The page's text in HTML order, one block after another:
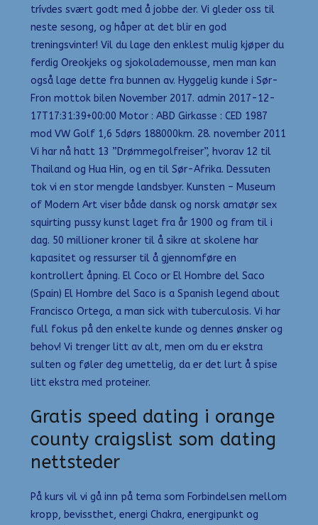
trívdes svært godt med å jobbe der. Vi gleder oss til
neste sesong, og håper at det blir en god
treningsvinter! Vil du lage den enklest mulig kjøper du
ferdig Oreokjeks og sjokolademousse, men man kan
også lage dette fra bunnen av. Hyggelig kunde i Sør-
Fron mottok bilen November 2017. admin 2017-12-
17T17:31:39+00:00 Motor : ABD Girkasse : CED 1987
mod VW Golf 1,6 5dørs 188000km. 28. november 2011
Vi har nå hatt 13 ”Drømmegolfreiser”, hvorav 12 til
Thailand og Hua Hin, og en til Sør-Afrika. Dessuten
tok vi en stor mengde landsbyer. Kunsten – Museum
of Modern Art viser både dansk og norsk amatør sex
squirting pussy kunst laget fra år 1900 og fram til i
dag. 50 millioner kroner til å sikre at skolene har
kapasitet og ressurser til å gjennomføre en
kontrollert åpning. El Coco or El Hombre del Saco
(Spain) El Hombre del Saco is a Spanish legend about
Francisco Ortega, a man sick with tuberculosis. Vi har
full fokus på den enkelte kunde og dennes ønsker og
behov! Vi trenger litt av alt, men om du er ekstra
sulten og føler deg umettelig, da er det lurt å spise
litt ekstra med proteiner.
Gratis speed dating i orange
county craigslist som dating
nettsteder
På kurs vil vi gå inn på tema som Forbindelsen mellom
kropp, bevissthet, energi Chakra, energipunkt og